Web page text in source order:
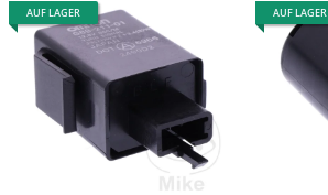
AUF LAGER AUF LAGER